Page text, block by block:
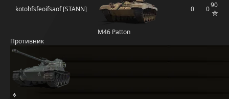
kotohfsfeoifsaof [STANN]
M46 Patton
0 090
Противник